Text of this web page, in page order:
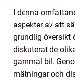
I denna
aspekter av att
grundlig översikt
diskuterat de
gammal bil.
mätningar och